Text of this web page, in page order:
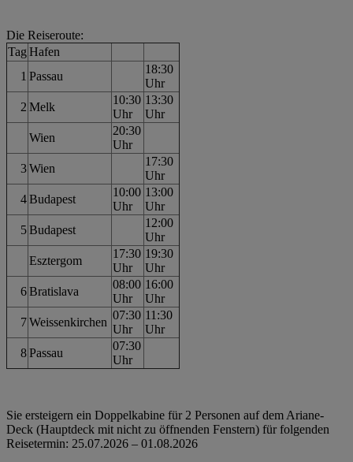
Die Reiseroute:
Tag Hafen
1 Passau
18:30
Uhr
2 Melk
10:30
Uhr
13:30
Uhr
Wien
20:30
Uhr
3Wien
17:30
Uhr
4Budapest
10:00
Uhr
13:00
Uhr
5Budapest
12:00
Uhr
Esztergom
17:30
Uhr
19:30
Uhr
6Bratislava
08:00
Uhr
16:00
Uhr
7Weissenkirchen
07:30
Uhr
11:30
Uhr
8Passau
07:30
Uhr
Sie ersteigern ein Doppelkabine für 2 Personen auf dem Ariane-
Deck (Hauptdeck mit nicht zu öffnenden Fenstern) für folgenden
Reisetermin: 25.07.2026 – 01.08.2026